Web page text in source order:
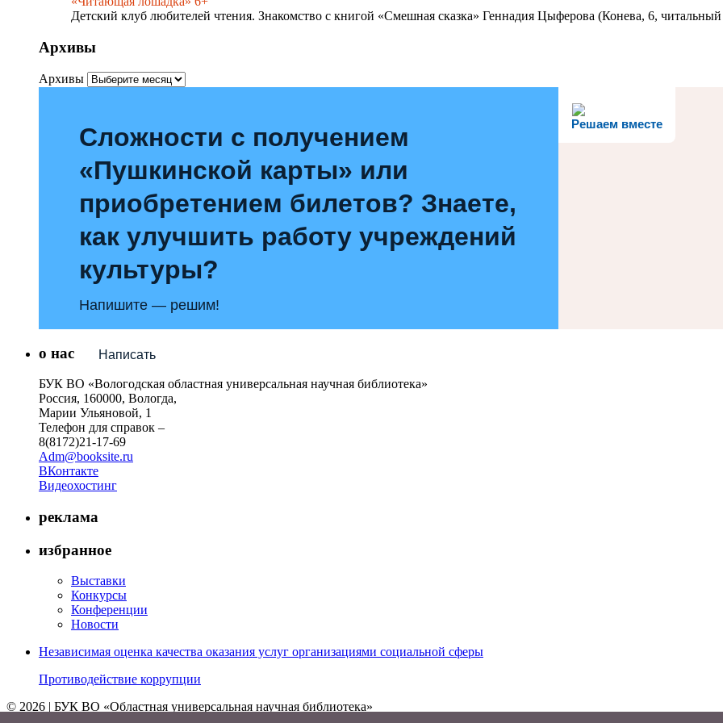
Детский клуб любителей чтения. Знакомство с книгой «Смешная сказка» Геннадия Цыферова (Конева, 6, читальный
Архивы
Архивы
Решаем вместе
Сложности с получением
«Пушкинской карты» или
приобретением билетов? Знаете,
как улучшить работу учреждений
культуры?
Напишите — решим!
Написать
о нас
БУК ВО «Вологодская областная универсальная научная библиотека»
Россия, 160000, Вологда,
Марии Ульяновой, 1
Телефон для справок –
8(8172)21-17-69
Adm@booksite.ru
ВКонтакте
Видеохостинг
реклама
избранное
Выставки
Конкурсы
Конференции
Новости
Независимая оценка качества оказания услуг организациями социальной сферы
Противодействие коррупции
© 2026 | БУК ВО «Областная универсальная научная библиотека»